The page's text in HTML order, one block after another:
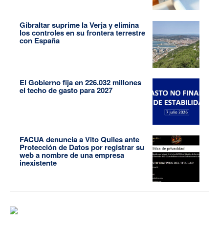
Gibraltar suprime la Verja y elimina
los controles en su frontera terrestre
con España
El Gobierno fija en 226.032 millones
el techo de gasto para 2027
FACUA denuncia a Vito Quiles ante
Protección de Datos por registrar su
web a nombre de una empresa
inexistente